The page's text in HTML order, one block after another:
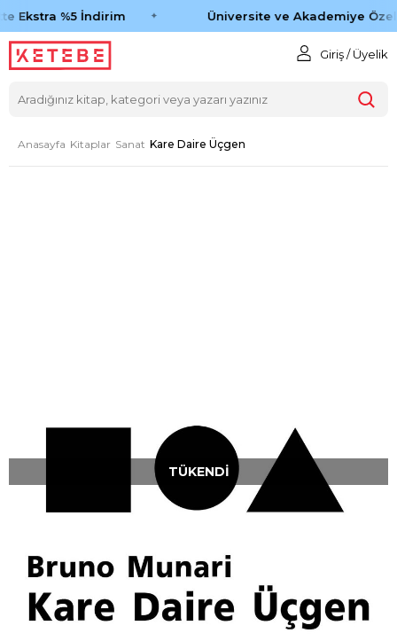
Ekstra %5 İndirim Üniversite ve Akademiye Özel
Giriş / Üyelik
Anasayfa Kitaplar Sanat Kare Daire Üçgen
TÜKENDI